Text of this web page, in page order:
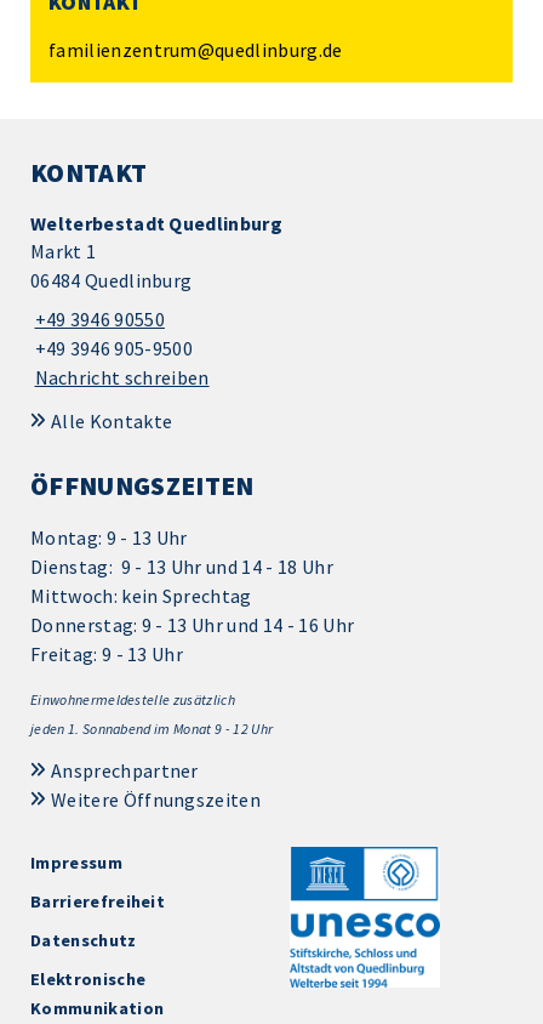
familienzentrum@quedlinburg.de
KONTAKT
Welterbestadt Quedlinburg
Markt 1
06484 Quedlinburg
+49 3946 90550
+49 3946 905-9500
Nachricht schreiben
Alle Kontakte
ÖFFNUNGSZEITEN
Montag: 9 - 13 Uhr
Dienstag: 9 - 13 Uhr und 14 - 18 Uhr
Mittwoch: kein Sprechtag
Donnerstag: 9 - 13 Uhr und 14 - 16 Uhr
Freitag: 9 - 13 Uhr
Einwohnermeldestelle zusätzlich
jeden 1. Sonnabend im Monat 9 - 12 Uhr
Ansprechpartner
Weitere Öffnungszeiten
Impressum
Barrierefreiheit
Datenschutz
Elektronische
Kommunikation